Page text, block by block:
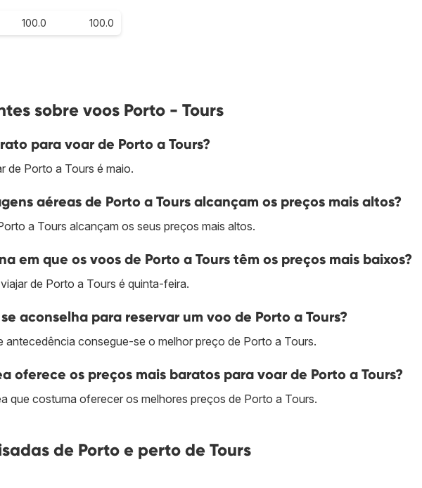
100.0 100.0
sobre voos Porto - Tours
para voar de Porto a Tours?
de Porto a Tours é maio.
aéreas de Porto a Tours alcançam os preços mais altos?
a Tours alcançam os seus preços mais altos.
em que os voos de Porto a Tours têm os preços mais baixos?
de Porto a Tours é quinta-feira.
aconselha para reservar um voo de Porto a Tours?
antecedência consegue-se o melhor preço de Porto a Tours.
oferece os preços mais baratos para voar de Porto a Tours?
que costuma oferecer os melhores preços de Porto a Tours.
de Porto e perto de Tours